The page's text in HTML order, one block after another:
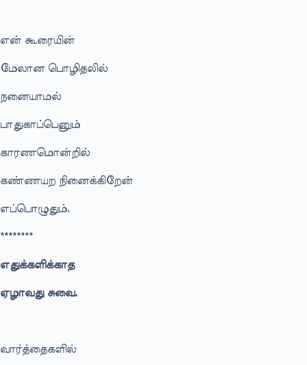
என் கூரையின்
மேலான பொழிதலில்
நனையாமல்
பாதுகாப்பெனும்
காரணமொன்றில்
கண்ணயற நினைக்கிறேன்
எப்பொழுதும்.
********
எதுக்களிக்காத
ஏழாவது சுவை.
வார்த்தைகளில்